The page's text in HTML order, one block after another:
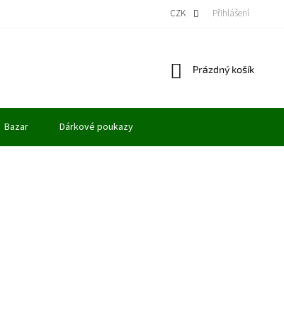
VÝKUP MODELŮ
CZK Přihlášení
Nákupní
Prázdný košík
Bazar Dárkové poukazy